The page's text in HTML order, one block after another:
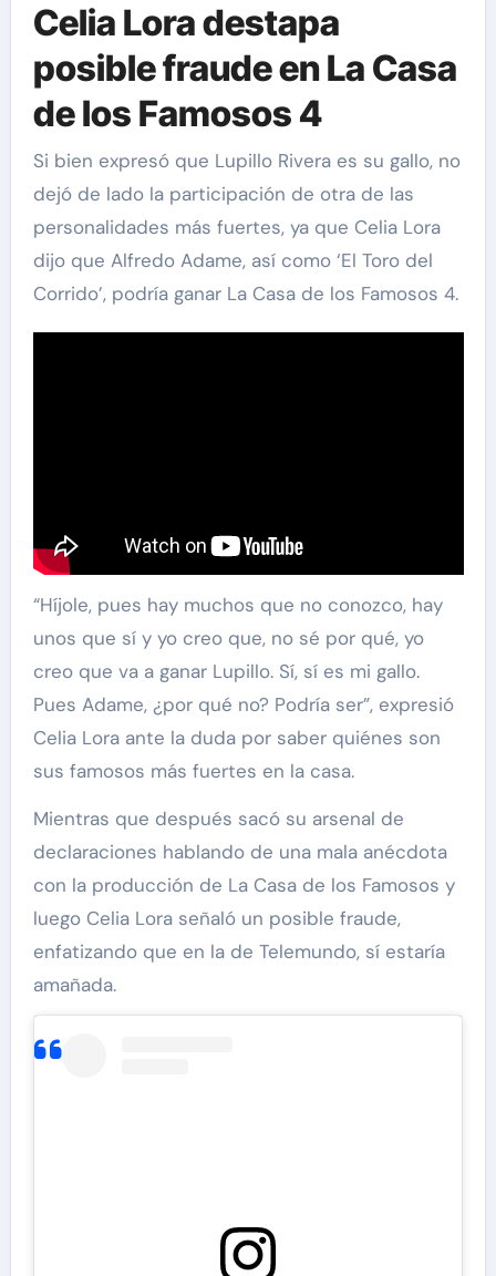
Celia Lora destapa
posible fraude en La Casa
de los Famosos 4
Si bien expresó que Lupillo Rivera es su gallo, no
dejó de lado la participación de otra de las
personalidades más fuertes, ya que Celia Lora
dijo que Alfredo Adame, así como ‘El Toro del
Corrido’, podría ganar La Casa de los Famosos 4.
“Híjole, pues hay muchos que no conozco, hay
unos que sí y yo creo que, no sé por qué, yo
creo que va a ganar Lupillo. Sí, sí es mi gallo.
Pues Adame, ¿por qué no? Podría ser”, expresió
Celia Lora ante la duda por saber quiénes son
sus famosos más fuertes en la casa.
Mientras que después sacó su arsenal de
declaraciones hablando de una mala anécdota
con la producción de La Casa de los Famosos y
luego Celia Lora señaló un posible fraude,
enfatizando que en la de Telemundo, sí estaría
amañada.